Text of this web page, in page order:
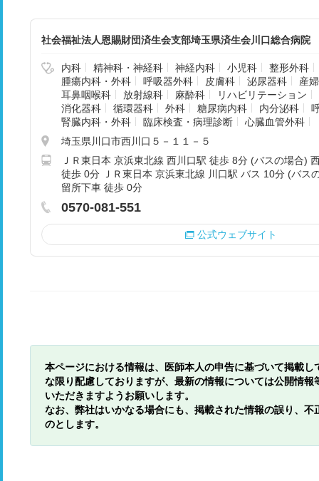
社会福祉法人恩賜財団済生会支部埼玉県済生会川口総合病院
内科 精神科・神経科 神経内科 小児科
整形外科
腫瘍内科・外科
呼吸器外科 皮膚科 泌尿器科
産
耳鼻咽喉科
放射線科 麻酔科
リハビリテーション
消化器科
循環器科 外科 糖尿病内科 内分泌科
腎臓内科・外科
臨床検査・病理診断
心臓血管外科
埼玉県川口市西川口５－１１－５
ＪＲ東日本 京浜東北線 西川口駅 徒歩 8分 (バスの場合)
徒歩 0分 ＪＲ東日本 京浜東北線 川口駅 バス 10分 (バス
留所下車 徒歩 0分
0570-081-551
公式ウェブサイト
本ページにおける情報は、医師本人の申告に基づいて掲載
な限り配慮しておりますが、最新の情報については公開情
いただきますようお願いします。
なお、弊社はいかなる場合にも、掲載された情報の誤り、
のとします。